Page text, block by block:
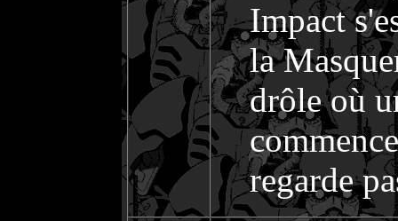
Impact
la
drôle où
regarde